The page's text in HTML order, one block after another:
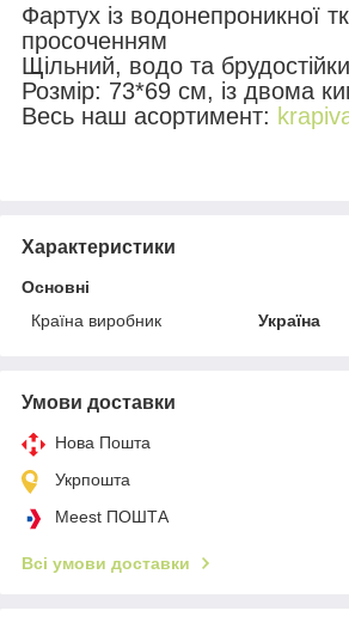
Фартух із водонепроникної
просоченням
Щільний, водо та
Розмір: 73*69 см, із двома
Весь наш асортимент:
Характеристики
Основні
Країна виробник
Україна
Умови доставки
Нова Пошта
Укрпошта
Meest ПОШТА
Всі умови доставки